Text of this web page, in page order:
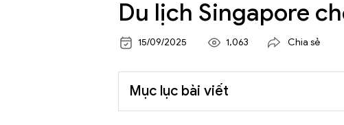
Du lịch Singapore
15/09/2025 1,063 Chia sẻ
Mục lục bài viết